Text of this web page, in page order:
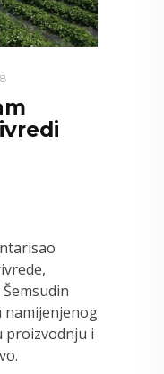
namijenjenog
proizvodnju i